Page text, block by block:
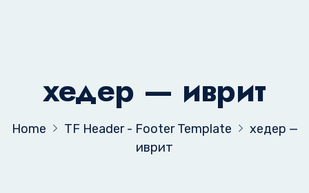
хедер — иврит
Home TF Header - Footer Template
хедер —
иврит